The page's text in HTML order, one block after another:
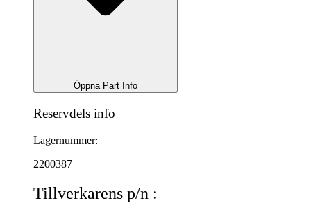
Öppna Part Info
Reservdels info
Lagernummer:
2200387
Tillverkarens p/n :